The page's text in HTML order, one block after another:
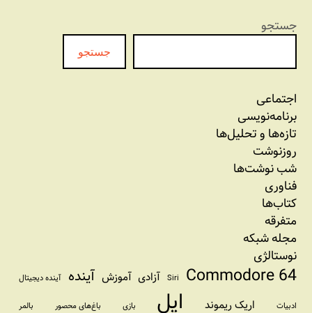
جستجو
جستجو
اجتماعی
برنامه‏‌نویسی
تازه‌‌ها و تحلیل‌ها
روزنوشت
شب نوشت‌ها
فناوری
کتاب‌ها
متفرقه
مجله شبکه
نوستالژی
Commodore 64
Siri آزادی آموزش آینده آینده دیجیتال
ادبیات اریک ریموند اپل بازی باغ‌های محصور بالمر